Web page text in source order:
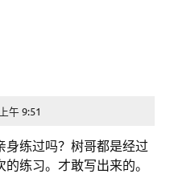
午 9:51
身练过吗？树哥都是经过
练习。才敢写出来的。